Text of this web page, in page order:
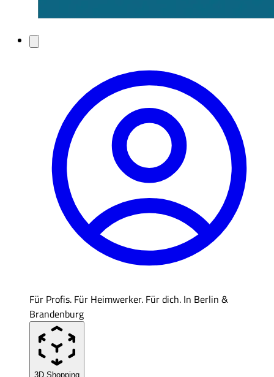
Für Profis. Für Heimwerker. Für dich. In Berlin &
Brandenburg
3D Shopping